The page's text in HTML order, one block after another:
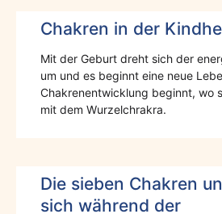
Chakren in der
Mit der Geburt dreht sich der
um und es beginnt eine neue
Chakrenentwicklung beginnt, wo
mit dem Wurzelchrakra.
Die sieben Chakren
sich während der